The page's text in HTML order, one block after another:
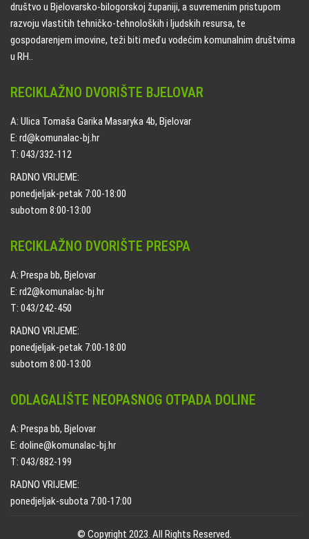
društvo u Bjelovarsko-bilogorskoj županiji, a suvremenim pristupom
razvoju vlastitih tehničko-tehnoloških i ljudskih resursa, te
gospodarenjem imovine, teži biti među vodećim komunalnim društvima
u RH..
RECIKLAŽNO DVORIŠTE BJELOVAR
A: Ulica Tomaša Garika Masaryka 4b, Bjelovar
E: rd@komunalac-bj.hr
T: 043/332-112
RADNO VRIJEME:
ponedjeljak-petak 7:00-18:00
subotom 8:00-13:00
RECIKLAŽNO DVORIŠTE PRESPA
A: Prespa bb, Bjelovar
E: rd2@komunalac-bj.hr
T: 043/242-450
RADNO VRIJEME:
ponedjeljak-petak 7:00-18:00
subotom 8:00-13:00
ODLAGALIŠTE NEOPASNOG OTPADA DOLINE
A: Prespa bb, Bjelovar
E: doline@komunalac-bj.hr
T: 043/882-199
RADNO VRIJEME:
ponedjeljak-subota 7:00-17:00
© Copyright 2023. All Rights Reserved.